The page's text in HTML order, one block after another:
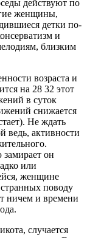
действуют по
женщины,
детки по-
и
близким
возраста и
на 28 32 этот
в суток
снижается
Не ждать
ведь, активности
он
или
женщине
поводу
ничем и времени
случается